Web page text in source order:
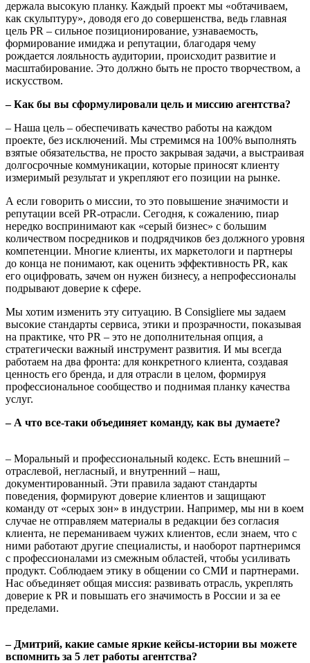
держала высокую планку. Каждый проект мы «обтачиваем,
как скульптуру», доводя его до совершенства, ведь главная
цель PR – сильное позиционирование, узнаваемость,
формирование имиджа и репутации, благодаря чему
рождается лояльность аудитории, происходит развитие и
масштабирование. Это должно быть не просто творчеством, а
искусством.
– Как бы вы сформулировали цель и миссию агентства?
– Наша цель – обеспечивать качество работы на каждом
проекте, без исключений. Мы стремимся на 100% выполнять
взятые обязательства, не просто закрывая задачи, а выстраивая
долгосрочные коммуникации, которые приносят клиенту
измеримый результат и укрепляют его позиции на рынке.
А если говорить о миссии, то это повышение значимости и
репутации всей PR-отрасли. Сегодня, к сожалению, пиар
нередко воспринимают как «серый бизнес» с большим
количеством посредников и подрядчиков без должного уровня
компетенции. Многие клиенты, их маркетологи и партнеры
до конца не понимают, как оценить эффективность PR, как
его оцифровать, зачем он нужен бизнесу, а непрофессионалы
подрывают доверие к сфере.
Мы хотим изменить эту ситуацию. В Consigliere мы задаем
высокие стандарты сервиса, этики и прозрачности, показывая
на практике, что PR – это не дополнительная опция, а
стратегически важный инструмент развития. И мы всегда
работаем на два фронта: для конкретного клиента, создавая
ценность его бренда, и для отрасли в целом, формируя
профессиональное сообщество и поднимая планку качества
услуг.
– А что все-таки объединяет команду, как вы думаете?
– Моральный и профессиональный кодекс. Есть внешний –
отраслевой, негласный, и внутренний – наш,
документированный. Эти правила задают стандарты
поведения, формируют доверие клиентов и защищают
команду от «серых зон» в индустрии. Например, мы ни в коем
случае не отправляем материалы в редакции без согласия
клиента, не переманиваем чужих клиентов, если знаем, что с
ними работают другие специалисты, и наоборот партнеримся
с профессионалами из смежным областей, чтобы усиливать
продукт. Соблюдаем этику в общении со СМИ и партнерами.
Нас объединяет общая миссия: развивать отрасль, укреплять
доверие к PR и повышать его значимость в России и за ее
пределами.
– Дмитрий, какие самые яркие кейсы-истории вы можете
вспомнить за 5 лет работы агентства?